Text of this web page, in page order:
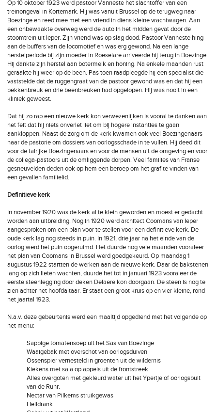
Op 10 oktober 1923 werd pastoor Vanneste het slachtoffer van een
treinongeval in Kortemark. Hij was vanuit Brussel op de terugweg naar
Boezinge en reed mee met een vriend in diens kleine vrachtwagen. Aan
een onbewaakte overweg werd de auto in het midden gevat door de
stoomtrein uit Ieper. Zijn vriend was op slag dood. Pastoor Vanneste hing
aan de buffers van de locomotief en was erg gewond. Na een lange
herstelperiode bij zijn moeder in Roeselare arriveerde hij terug in Boezinge.
Hij dankte zijn herstel aan botermelk en honing. Na enkele maanden rust
geraakte hij weer op de been. Pas toen raadpleegde hij een specialist die
vaststelde dat de ruggengraat van de pastoor gewond was en dat hij een
bekkenbreuk en drie beenbreuken had opgelopen. Hij was nooit in een
kliniek geweest.
Dat hij zo rap een nieuwe kerk kon verwezenlijken is vooral te danken aan
het feit dat hij niets onverlet liet om bij hogere instanties te gaan
aankloppen. Naast de zorg om de kerk kwamen ook veel Boezingenaars
naar de pastorie om dossiers van oorlogsschade in te vullen. Hij deed dit
voor de talrijke Boezingenaars en voor de mensen uit de omgeving en voor
de collega-pastoors uit de omliggende dorpen. Veel families van Franse
gesneuvelden deden ook op hem een beroep om het graf te vinden van
een gevallen familielid.
Definitieve kerk
In november 1920 was de kerk al te klein geworden en moest er gedacht
worden aan uitbreiding. Nog in 1920 werd architect Coomans van Ieper
aangesproken om een plan voor te stellen voor een definitieve kerk. De
oude kerk lag nog steeds in puin. In 1921, drie jaar na het einde van de
oorlog werd het puin opgeruimd. Het duurde nog vele maanden vooraleer
het plan van Coomans in Brussel werd goedgekeurd. Op maandag 1
augustus 1922 startten de werken aan de nieuwe kerk. Daar de bakstenen
lang op zich lieten wachten, duurde het tot in januari 1923 vooraleer de
eerste steenlegging door deken Delaere kon doorgaan. De steen is nog te
zien achter het hoofdaltaar. Er staat een groot kruis op en vier kleine, rond
het jaartal 1923.
N.a.v. deze gebeurtenis werd een maaltijd opgediend met het volgende op
het menu:
Sappige tomatensoep uit het Sas van Boezinge
Waaigebak met overschot van oorlogsduiven
Ossenspier vernesteld in groenten uit de wildernis
Kiekens met sala op appels uit de frontstreek
Alles overgoten met gekleurd water uit het Ypertje of oorlogsbuit
van de Ruhr.
Nectar van Pilkems struikgewas
Heildrank